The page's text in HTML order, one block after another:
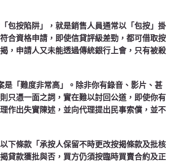
包按陷阱」，就是銷售人員通常以「包按」掛
合資格申請，即使信貸評級差勁，都可借取按
，申請人又未能透過傳統銀行上會，只有被殺
「難度非常高」。除非你有錄音、影片、甚
只憑一面之詞，實在難以討回公道，即使你有
作出失實陳述，並向代理提出民事索償，並不
下條款「承按人保留不時更改按揭條款及批核
貸款獲批與否，買方仍須按臨時買賣合約及正